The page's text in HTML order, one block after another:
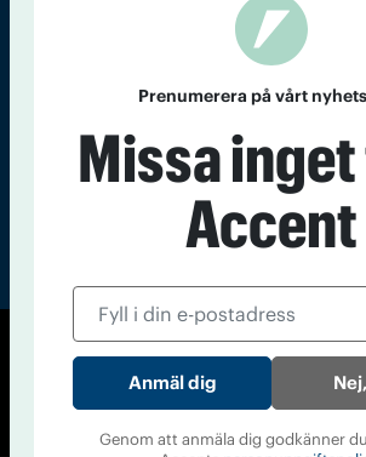
Accent
© Tidningen Accent 2026
Cookiepolicy
Prenumerera på vårt
Missa
Accent
Genom att anmäla dig godkänner